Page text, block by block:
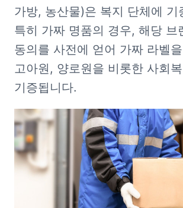
가방, 농산물)은 복지 단체에 기
특히 가짜 명품의 경우, 해당 브
동의를 사전에 얻어 가짜 라벨
고아원, 양로원을 비롯한 사회
기증됩니다.